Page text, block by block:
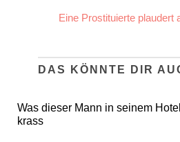
Eine Prostituierte
DAS KÖNNTE DIR
Was dieser Mann in seinem
krass